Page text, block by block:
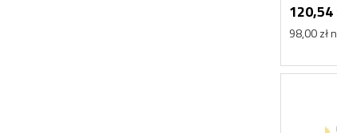
120,54
98,00 zł